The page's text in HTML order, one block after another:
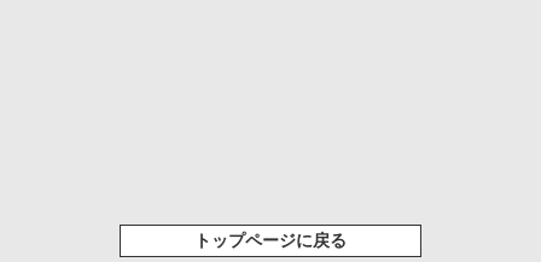
トップページに戻る